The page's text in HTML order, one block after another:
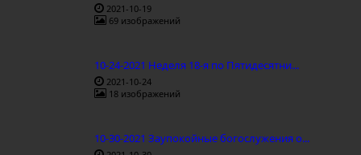
2021-10-19
69 изображений
10-24-2021 Неделя 18-я по Пятидесятни...
2021-10-24
18 изображений
10-30-2021 Заупокойные богослужения о...